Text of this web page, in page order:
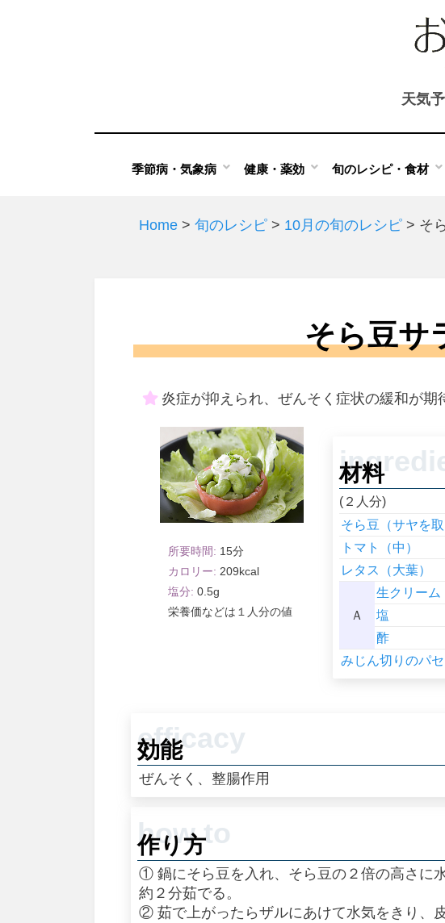
天気
季節病・気象病 健康・薬効 旬のレシピ・食材
Home > 旬のレシピ > 10月の旬のレシピ > そ
そら豆サ
炎症が抑えられ、ぜんそく症状の緩和が期
15
209
0.5
１人分
材料
(２人分)
そら豆（サヤを取
トマト（中）
レタス（大葉）
Ａ
生クリーム
塩
酢
みじん切りのパセ
効能
ぜんそく、整腸作用
作り方
① 鍋にそら豆を入れ、そら豆の２倍の高さに
約２分茹でる。
② 茹で上がったらザルにあけて水気をきり、皮